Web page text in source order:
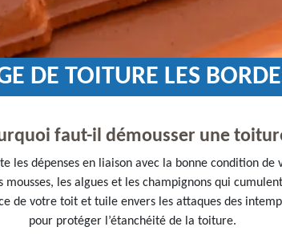
DE TOITURE LES
faut-il démousser une
les dépenses en liaison avec la bonne condition
les algues et les champignons qui
de votre toit et tuile envers les attaques des
pour protéger l’étanchéité de la toiture.